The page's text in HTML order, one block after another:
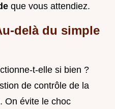
que vous attendiez.
delà du simple
t-elle si bien ?
de contrôle de la
On évite le choc